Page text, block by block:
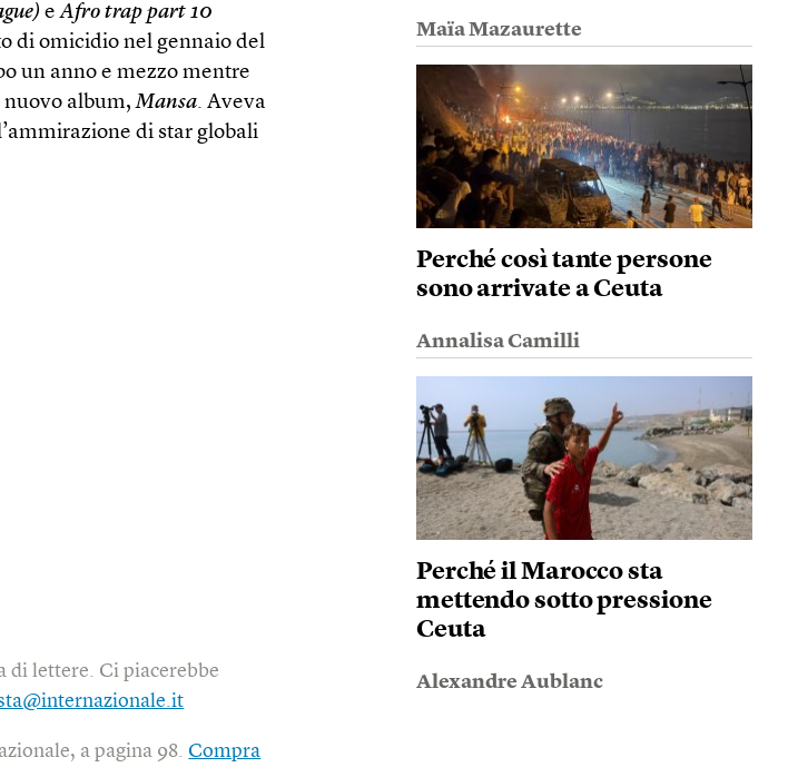
eAfro trap part 10
di omicidio nel gennaio del
un anno e mezzo mentre
nuovo album,Mansa. Aveva
di star globali
di lettere. Ci piacerebbe
a pagina 98.Compra
Maïa Mazaurette
Perché così tante persone
sono arrivate a Ceuta
Annalisa Camilli
Perché il Marocco sta
mettendo sotto pressione
Ceuta
Alexandre Aublanc